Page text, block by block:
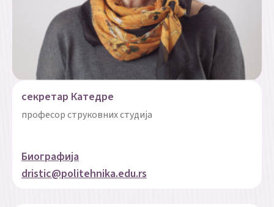
секретар Катедре
професор струковних студија
Биографија
dristic@politehnika.edu.rs